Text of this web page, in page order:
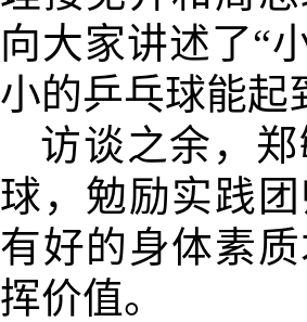
向大家讲述了“
小的乒乓球能起
访谈之余，
球，勉励实践
有好的身体素
挥价值。